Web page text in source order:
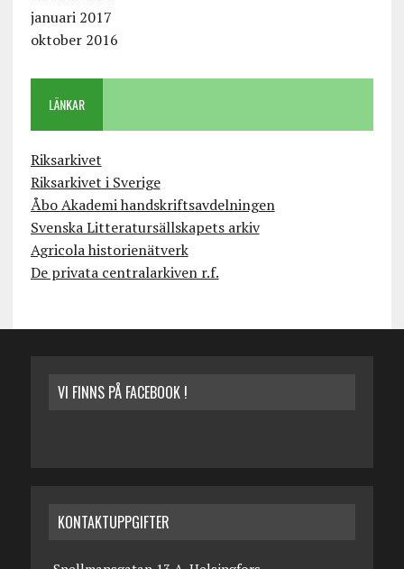
januari 2017
oktober 2016
LÄNKAR
Riksarkivet
Riksarkivet i Sverige
Åbo Akademi handskriftsavdelningen
Svenska Litteratursällskapets arkiv
Agricola historienätverk
De privata centralarkiven r.f.
VI FINNS PÅ FACEBOOK !
KONTAKTUPPGIFTER